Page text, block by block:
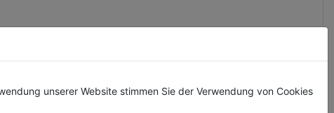
unserer Website stimmen Sie der Verwendung von Cookies